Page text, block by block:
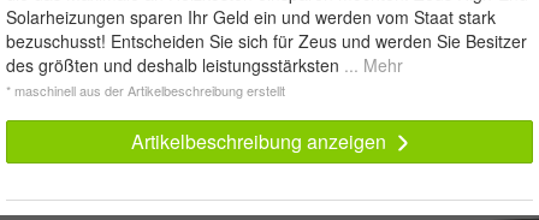
Solarheizungen sparen Ihr Geld ein und werden vom Staat stark
bezuschusst! Entscheiden Sie sich für Zeus und werden Sie Besitzer
des größten und deshalb leistungsstärksten ... Mehr
* maschinell aus der Artikelbeschreibung erstellt
Artikelbeschreibung anzeigen